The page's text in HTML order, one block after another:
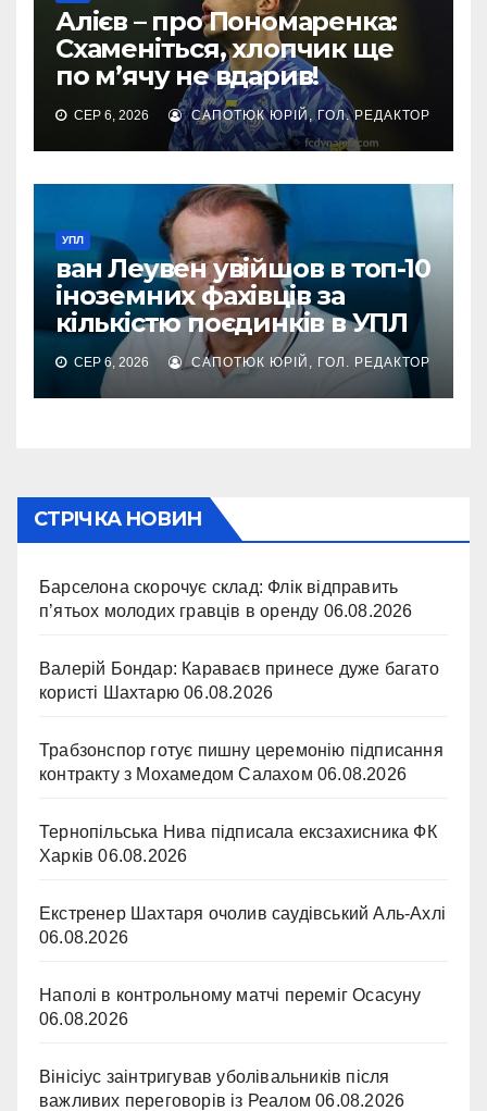
Алієв – про Пономаренка:
Схаменіться, хлопчик ще
по м’ячу не вдарив!
СЕР 6, 2026 САПОТЮК ЮРІЙ, ГОЛ. РЕДАКТОР
УПЛ
ван Леувен увійшов в топ-10
іноземних фахівців за
кількістю поєдинків в УПЛ
СЕР 6, 2026 САПОТЮК ЮРІЙ, ГОЛ. РЕДАКТОР
СТРІЧКА НОВИН
Барселона скорочує склад: Флік відправить
п’ятьох молодих гравців в оренду 06.08.2026
Валерій Бондар: Караваєв принесе дуже багато
користі Шахтарю 06.08.2026
Трабзонспор готує пишну церемонію підписання
контракту з Мохамедом Салахом 06.08.2026
Тернопільська Нива підписала ексзахисника ФК
Харків 06.08.2026
Екстренер Шахтаря очолив саудівський Аль-Ахлі
06.08.2026
Наполі в контрольному матчі переміг Осасуну
06.08.2026
Вінісіус заінтригував уболівальників після
важливих переговорів із Реалом 06.08.2026